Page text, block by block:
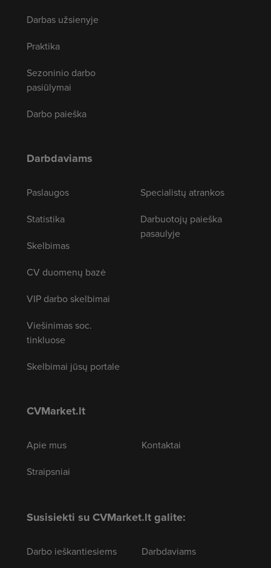
Darbas užsienyje
Praktika
Sezoninio darbo
pasiūlymai
Darbo paieška
Darbdaviams
Paslaugos
Statistika
Skelbimas
CV duomenų bazė
VIP darbo skelbimai
Viešinimas soc.
tinkluose
Skelbimai jūsų portale
Specialistų atrankos
Darbuotojų paieška
pasaulyje
CVMarket.lt
Apie mus
Straipsniai
Kontaktai
Susisiekti su CVMarket.lt galite:
Darbo ieškantiesiems Darbdaviams